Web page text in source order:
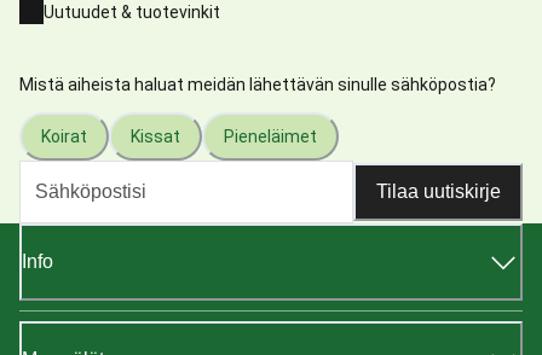
Uutuudet & tuotevinkit
Mistä aiheista haluat meidän lähettävän sinulle sähköpostia?
Koirat Kissat Pieneläimet
Tilaa uutiskirje
Info